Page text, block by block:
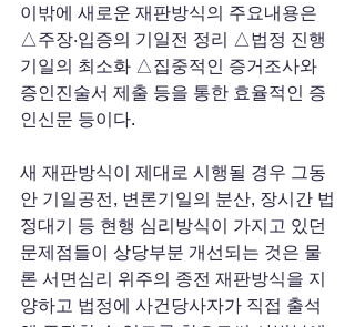
이밖에 새로운 재판방식의 주요내용은
△주장·입증의 기일전 정리 △법정 진행
기일의 최소화 △집중적인 증거조사와
증인진술서 제출 등을 통한 효율적인 증
인신문 등이다.
새 재판방식이 제대로 시행될 경우 그동
안 기일공전, 변론기일의 분산, 장시간 법
정대기 등 현행 심리방식이 가지고 있던
문제점들이 상당부분 개선되는 것은 물
론 서면심리 위주의 종전 재판방식을 지
양하고 법정에 사건당사자가 직접 출석